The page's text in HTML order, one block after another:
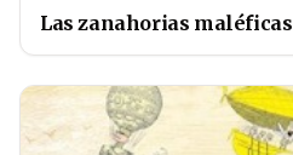
Las zanahorias maléficas